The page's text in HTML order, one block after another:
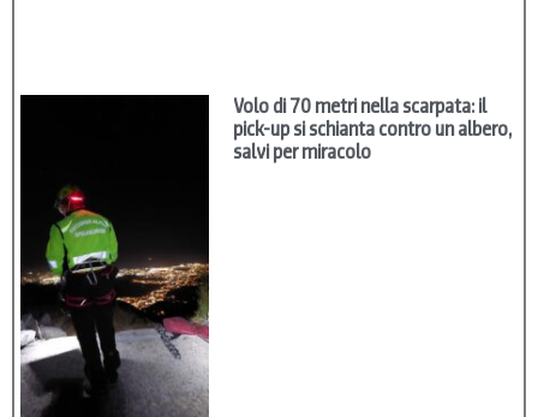
Volo di 70 metri nella scarpata: il
pick-up si schianta contro un albero,
salvi per miracolo